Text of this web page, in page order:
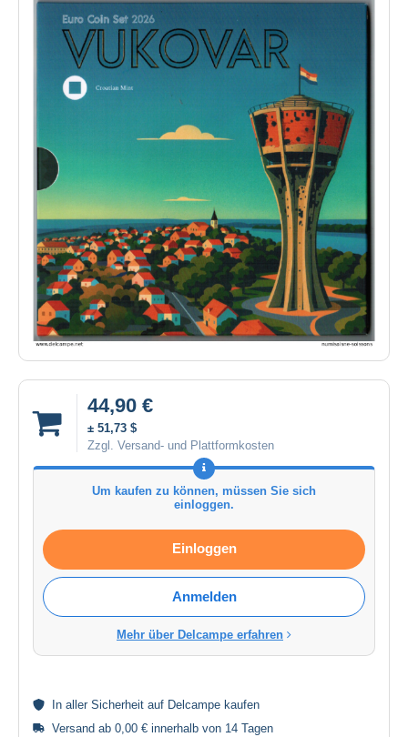
44,90 €
± 51,73 $
Zzgl. Versand- und Plattformkosten
Um kaufen zu können, müssen Sie sich
einloggen.
Einloggen
Anmelden
Mehr über Delcampe erfahren
In aller Sicherheit auf Delcampe kaufen
Versand ab 0,00 € innerhalb von 14 Tagen